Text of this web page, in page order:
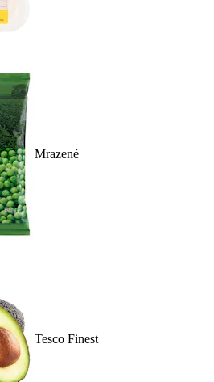
Mrazené
Tesco Finest